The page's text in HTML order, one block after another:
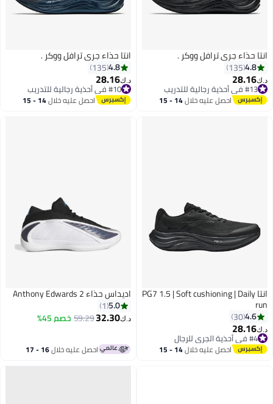
انتا حذاء جري ترافل ووكر .
4.8
135
د.ك‏28.16
#13 في أحذية رجالية للتدريب
#13 في أحذية رجالية للتدريب احصل عليه خلال 14 - 15
انتا حذاء جري ترافل ووكر .
4.8
135
د.ك‏28.16
#10 في أحذية رجالية للتدريب
#10 في أحذية رجالية للتدريب احصل عليه خلال 14 - 15
انتا PG7 1.5 | Soft cushioning | Daily
run
4.6
30
د.ك‏28.16
#4 في أحذية الجري للرجال
#4 في أحذية الجري للرجال احصل عليه خلال 14 - 15
اديداس حذاء Anthony Edwards 2
5.0
1
د.ك‏32.30
59.29خصم 45%
احصل عليه خلال 16 - 17